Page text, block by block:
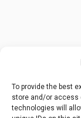
To provide the best
store and/or access
technologies will